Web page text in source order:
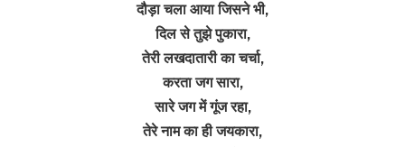
दौड़ा चला आया जिसने भी,
दिल से तुझे पुकारा,
तेरी लखदातारी का चर्चा,
करता जग सारा,
सारे जग में गूंज रहा,
तेरे नाम का ही जयकारा,